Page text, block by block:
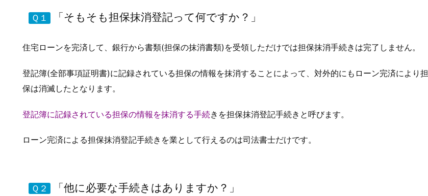
Ｑ１ 「そもそも担保抹消登記って何ですか？」
住宅ローンを完済して、銀行から書類(担保の抹消書類)を受領しただけでは担保抹消手続きは完了しません。
登記簿(全部事項証明書)に記録されている担保の情報を抹消することによって、対外的にもローン完済により担
保は消滅したとなります。
登記簿に記録されている担保の情報を抹消する手続きを担保抹消登記手続きと呼びます。
ローン完済による担保抹消登記手続きを業として行えるのは司法書士だけです。
Ｑ２ 「他に必要な手続きはありますか？」